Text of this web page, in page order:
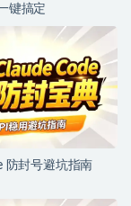
键搞定
防封号避坑指南